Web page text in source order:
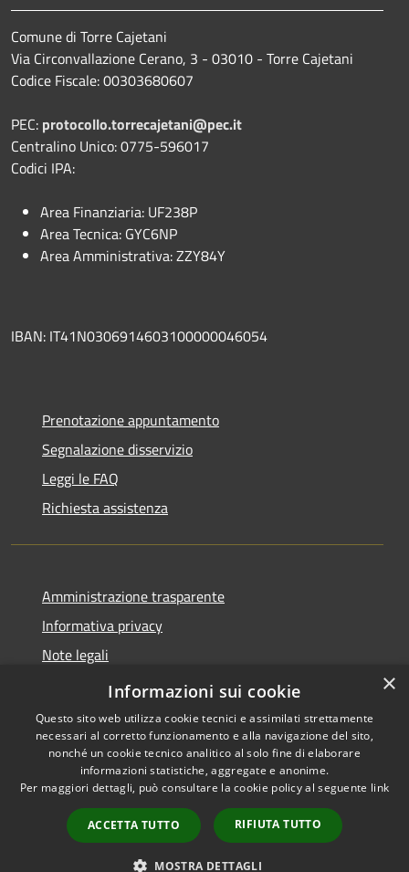
Comune di Torre Cajetani
Via Circonvallazione Cerano, 3 - 03010 - Torre Cajetani
Codice Fiscale: 00303680607
PEC: protocollo.torrecajetani@pec.it
Centralino Unico: 0775-596017
Codici IPA:
Area Finanziaria: UF238P
Area Tecnica: GYC6NP
Area Amministrativa: ZZY84Y
IBAN: IT41N0306914603100000046054
Prenotazione appuntamento
Segnalazione disservizio
Leggi le FAQ
Richiesta assistenza
Amministrazione trasparente
Informativa privacy
Note legali
Dichiarazione di accessibilità
Accessibilità
Copyright © 2026 • Comune di
Torre Cajetani • Powered by
Municipium•
Accesso
redazione
×
Informazioni sui cookie
Questo sito web utilizza cookie tecnici e assimilati strettamente
necessari al corretto funzionamento e alla navigazione del sito,
nonché un cookie tecnico analitico al solo fine di elaborare
informazioni statistiche, aggregate e anonime.
Per maggiori dettagli, può consultare la cookie policy al seguente link
ACCETTA TUTTO RIFIUTA TUTTO
MOSTRA DETTAGLI